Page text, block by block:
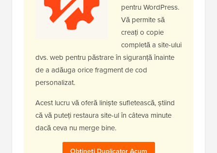
pentru WordPress.
Vă permite să
creați o copie
completă a site-ului
dvs. web pentru păstrare în siguranță înainte
de a adăuga orice fragment de cod
personalizat.
Acest lucru vă oferă liniște sufletească, știind
că vă puteți restaura site-ul în câteva minute
dacă ceva nu merge bine.
Obțineți Duplicator Acum